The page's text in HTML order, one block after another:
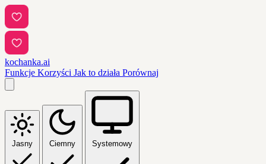
kochanka.ai
Funkcje Korzyści Jak to działa Porównaj
Jasny Ciemny Systemowy